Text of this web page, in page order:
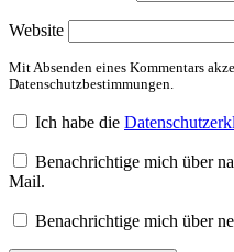
Website
Mit Absenden eines Kommentars
Datenschutzbestimmungen.
Ich habe die
Benachrichtige mich über
Mail.
Benachrichtige mich über